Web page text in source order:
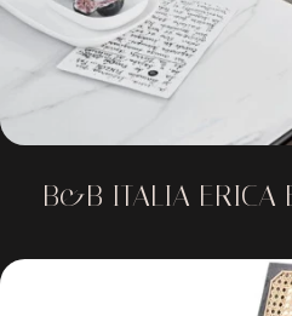
B&B ITALIA ERICA